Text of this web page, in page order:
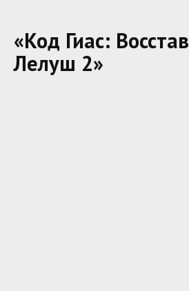
«Код Гиас:
Лелуш 2»